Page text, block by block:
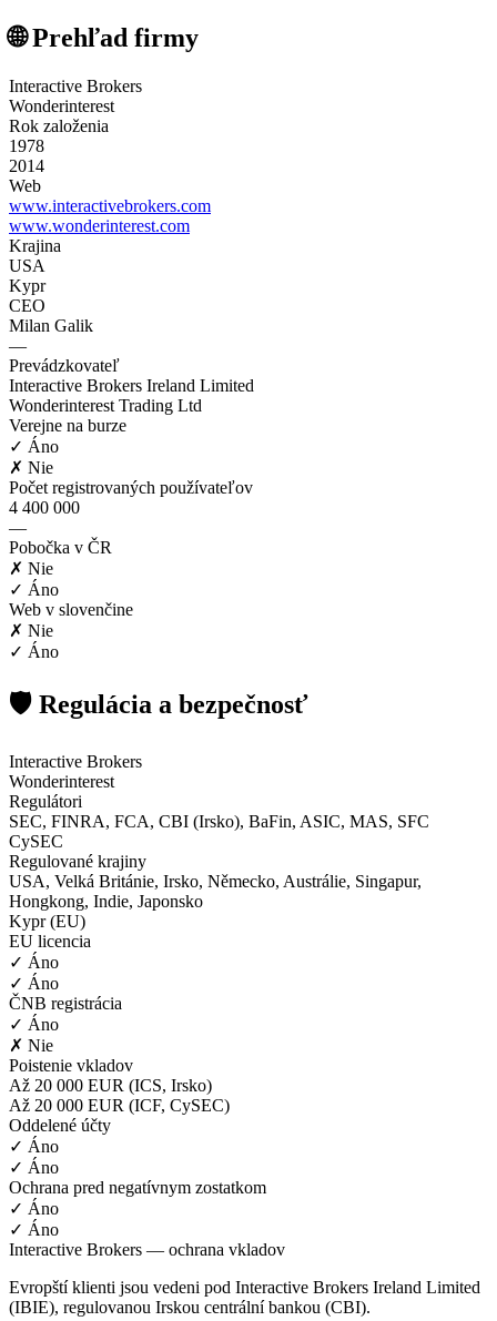
🌐 Prehľad firmy
Interactive Brokers
Wonderinterest
Rok založenia
1978
2014
Web
www.interactivebrokers.com
www.wonderinterest.com
Krajina
USA
Kypr
CEO
Milan Galik
—
Prevádzkovateľ
Interactive Brokers Ireland Limited
Wonderinterest Trading Ltd
Verejne na burze
✓ Áno
✗ Nie
Počet registrovaných používateľov
4 400 000
—
Pobočka v ČR
✗ Nie
✓ Áno
Web v slovenčine
✗ Nie
✓ Áno
🛡️ Regulácia a bezpečnosť
Interactive Brokers
Wonderinterest
Regulátori
SEC, FINRA, FCA, CBI (Irsko), BaFin, ASIC, MAS, SFC
CySEC
Regulované krajiny
USA, Velká Británie, Irsko, Německo, Austrálie, Singapur,
Hongkong, Indie, Japonsko
Kypr (EU)
EU licencia
✓ Áno
✓ Áno
ČNB registrácia
✓ Áno
✗ Nie
Poistenie vkladov
Až 20 000 EUR (ICS, Irsko)
Až 20 000 EUR (ICF, CySEC)
Oddelené účty
✓ Áno
✓ Áno
Ochrana pred negatívnym zostatkom
✓ Áno
✓ Áno
Interactive Brokers — ochrana vkladov
Evropští klienti jsou vedeni pod Interactive Brokers Ireland Limited
(IBIE), regulovanou Irskou centrální bankou (CBI).